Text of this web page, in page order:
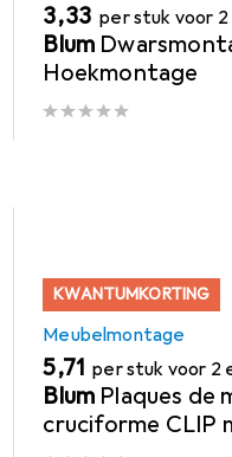
EUR
3,33 per stuk voor
Blum
Hoekmontage
KWANTUMKORTING
Meubelmontage
EUR
5,71 per stuk voor 2
Blum Plaques de
cruciforme CLIP